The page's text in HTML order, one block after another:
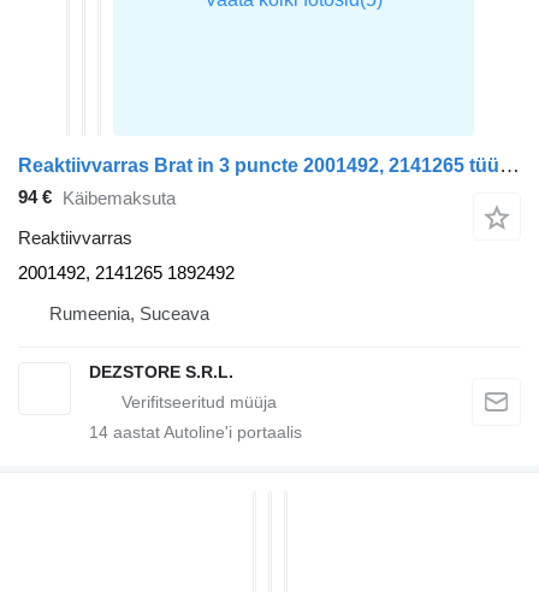
Reaktiivvarras Brat in 3 puncte 2001492, 2141265 tüübi jaoks sadulveoki DAF XF105
94 € Käibemaksuta
Reaktiivvarras
2001492, 2141265 1892492
Rumeenia, Suceava
DEZSTORE S.R.L.
14 aastat Autoline'i portaalis